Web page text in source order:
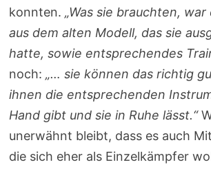
konnten.„Was sie brauchten,
aus dem alten Modell, das sie
hatte, sowie entsprechendes
noch:„… sie können das richtig
ihnen die entsprechenden
Hand gibt und sie in Ruhe lässt.“
unerwähnt bleibt, dass es auch
die sich eher als Einzelkämpfer